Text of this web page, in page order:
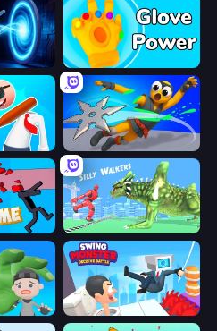
Glove Power
Crazy Office: Slap and Smash! Ninja Swipe Strike
Silly Walkers
Swing Monster: Decisive Battle